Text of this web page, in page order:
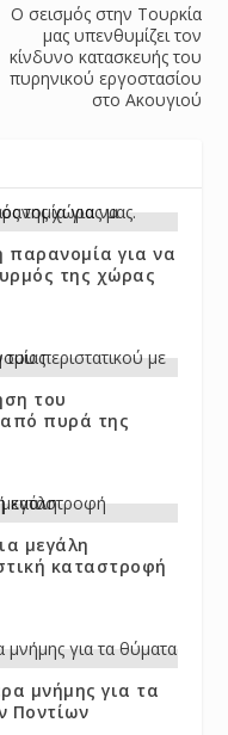
O σεισμός στην Τουρκία
μας υπενθυμίζει τον
κίνδυνο κατασκευής του
πυρηνικού εργοστασίου
στο Ακουγιού
για να
της χώρας
του
από πυρά της
μεγάλη
καταστροφή
μνήμης για τα
Ποντίων